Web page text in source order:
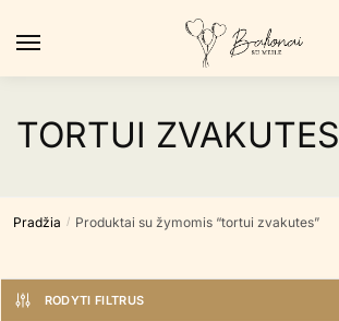
TORTUI ZVAKUTES
Pradžia / Produktai su žymomis “tortui zvakutes”
RODYTI FILTRUS